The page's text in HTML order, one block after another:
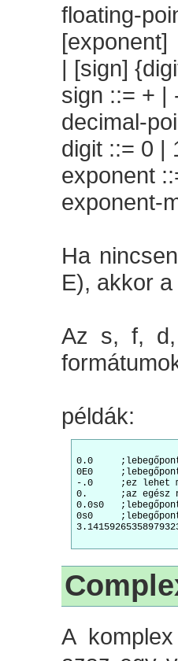
floating-
[exponent]
| [sign]
sign ::= + |
decimal-
digit ::= 0 |
exponent
exponent-
Ha
E), akkor
Az s, f, d,
példák:
0.0	;lebegőpontos nulla az alapértelmezett formátumban
0E0	;lebegőpontos nulla az alapértelmezett formátumban
-.0	;ez lehet minus nulla ill. plusz nulla is, implementációfüggő
0.	;az egész nulla, NEM a lebegőpontos nulla!
0.0s0	;lebegőpontos nulla short formátumban
0s0	;lebegőpontos nulla short formátumban
3.1415926535897932384d0		;a pi közelítése
A